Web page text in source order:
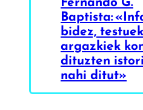
Baptista:
bidez,
argazkiek
dituzten
nahi ditut»